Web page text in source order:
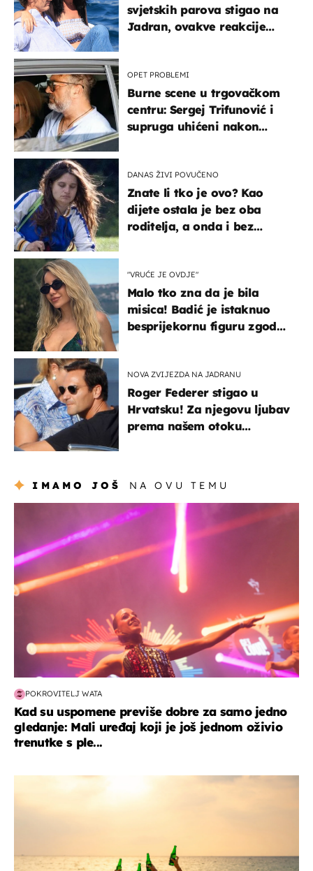
svjetskih parova stigao na
Jadran, ovakve reakcije
OPET PROBLEMI
Burne scene u trgovačkom
centru: Sergej Trifunović i
supruga uhićeni nakon
DANAS ŽIVI POVUČENO
Znate li tko je ovo? Kao
dijete ostala je bez oba
roditelja, a onda i bez
"VRUĆE JE OVDJE"
Malo tko zna da je bila
misica! Badić je istaknuo
besprijekornu figuru zgodne
NOVA ZVIJEZDA NA JADRANU
Roger Federer stigao u
Hrvatsku! Za njegovu ljubav
prema našem otoku
IMAMO JOŠ NA OVU TEMU
POKROVITELJ WATA
Kad su uspomene previše dobre za samo jedno
gledanje: Mali uređaj koji je još jednom oživio
trenutke s ple...